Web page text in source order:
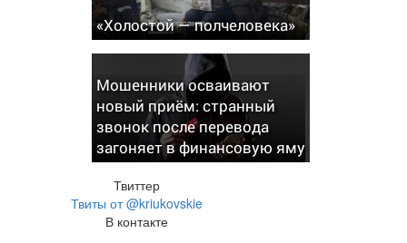
«Холостой — полчеловека»
Мошенники осваивают
новый приём: странный
звонок после перевода
загоняет в финансовую яму
Твиттер
Твиты от @kriukovskie
В контакте